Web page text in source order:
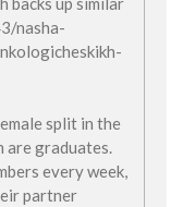
nasha-
split in the
are graduates.
every week,
partner